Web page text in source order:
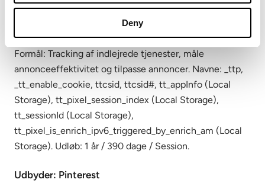
Deny
Op til 1 år / Session.
Udbyder: TikTok
Formål: Tracking af indlejrede tjenester, måle
annonceeffektivitet og tilpasse annoncer. Navne: _ttp,
_tt_enable_cookie, ttcsid, ttcsid#, tt_appInfo (Local
Storage), tt_pixel_session_index (Local Storage),
tt_sessionId (Local Storage),
tt_pixel_is_enrich_ipv6_triggered_by_enrich_am (Local
Storage). Udløb: 1 år / 390 dage / Session.
Udbyder: Pinterest